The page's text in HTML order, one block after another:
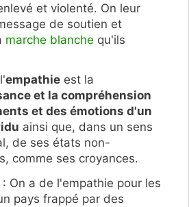
et violenté. On leur
de soutien et
marche blanche qu'ils
empathie est la
et la compréhension
et des émotions d'un
ainsi que, dans un sens
de ses états non-
comme ses croyances.
On a de l'empathie pour les
pays frappé par des